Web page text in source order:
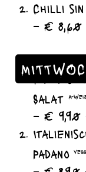
Chilli sin
– € 8,60
Salat
A-
– € 9,90
Padano